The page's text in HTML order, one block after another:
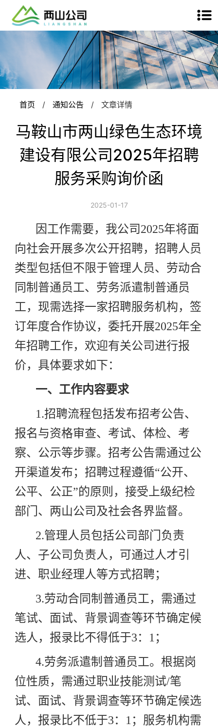
首页 / 通知公告 / 文章详情
马鞍山市两山绿色生态环境
建设有限公司2025年招聘
服务采购询价函
2025-01-17
因工作需要，我公司2025年将面
向社会开展多次公开招聘，招聘人员
类型包括但不限于管理人员、劳动合
同制普通员工、劳务派遣制普通员
工，现需选择一家招聘服务机构，签
订年度合作协议，委托开展2025年全
年招聘工作，欢迎有关公司进行报
价，具体要求如下：
一、 工作内容要求
1.招聘流程包括发布招考公告、
报名与资格审查、考试、体检、考
察、公示等步骤。招考公告需通过公
开渠道发布；招聘过程遵循“公开、
公平、公正”的原则，接受上级纪检
部门、两山公司及社会各界监督。
2.管理人员包括公司部门负责
人、子公司负责人，可通过人才引
进、职业经理人等方式招聘；
3.劳动合同制普通员工，需通过
笔试、面试、背景调查等环节确定候
选人，报录比不得低于3： 1 ；
4.劳务派遣制普通员工。根据岗
位性质，需通过职业技能测试/笔
试、面试、背景调查等环节确定候选
人，报录比不低于3： 1 ；服务机构需